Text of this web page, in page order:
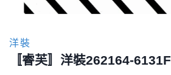
洋裝
〚睿芙〛洋裝262164-6131F